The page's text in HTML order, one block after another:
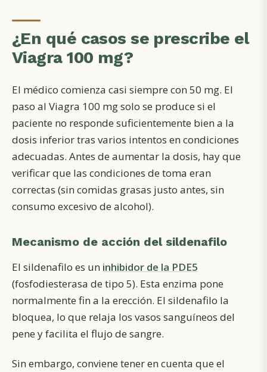
¿En qué casos se prescribe el
Viagra 100 mg?
El médico comienza casi siempre con 50 mg. El
paso al Viagra 100 mg solo se produce si el
paciente no responde suficientemente bien a la
dosis inferior tras varios intentos en condiciones
adecuadas. Antes de aumentar la dosis, hay que
verificar que las condiciones de toma eran
correctas (sin comidas grasas justo antes, sin
consumo excesivo de alcohol).
Mecanismo de acción del sildenafilo
El sildenafilo es un inhibidor de la PDE5
(fosfodiesterasa de tipo 5). Esta enzima pone
normalmente fin a la erección. El sildenafilo la
bloquea, lo que relaja los vasos sanguíneos del
pene y facilita el flujo de sangre.
Sin embargo, conviene tener en cuenta que el